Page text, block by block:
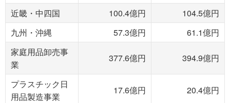
近畿・中四国
100.4億円
104.5億円
九州・沖縄
57.3億円
61.1億円
家庭用品卸売事
業
377.6億円 394.9億円
プラスチック日
用品製造事業
17.6億円 20.4億円